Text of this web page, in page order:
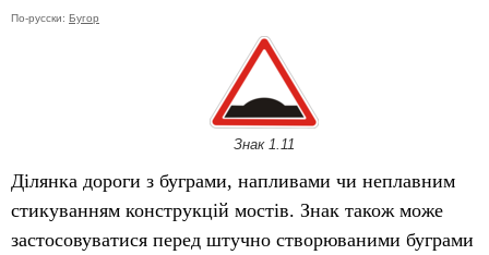
По-русски: Бугор
Знак 1.11
Ділянка дороги з буграми, напливами чи неплавним
стикуванням конструкцій мостів. Знак також може
застосовуватися перед штучно створюваними буграми